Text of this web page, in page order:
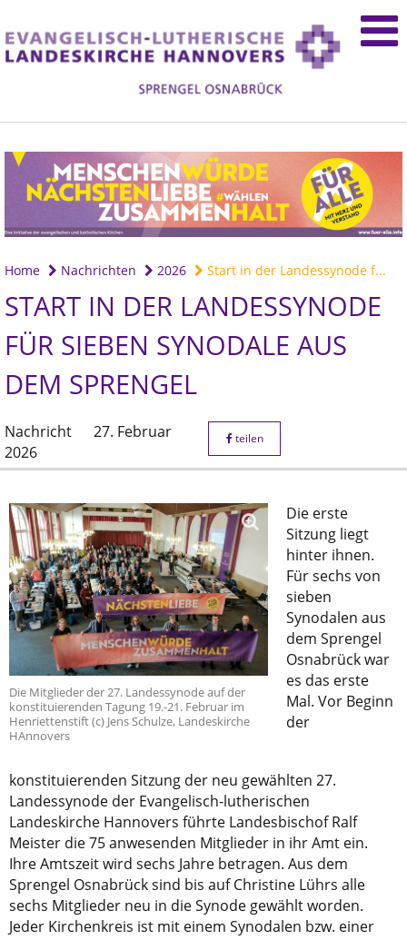
Home Nachrichten 2026 Start in der Landessynode f...
START IN DER LANDESSYNODE
FÜR SIEBEN SYNODALE AUS
DEM SPRENGEL
Nachricht
27. Februar
2026
teilen
Die Mitglieder der 27. Landessynode auf der
konstituierenden Tagung 19.-21. Februar im
Henriettenstift (c) Jens Schulze, Landeskirche
HAnnovers
Die erste
Sitzung liegt
hinter ihnen.
Für sechs von
sieben
Synodalen aus
dem Sprengel
Osnabrück war
es das erste
Mal. Vor Beginn
der
konstituierenden Sitzung der neu gewählten 27.
Landessynode der Evangelisch-lutherischen
Landeskirche Hannovers führte Landesbischof Ralf
Meister die 75 anwesenden Mitglieder in ihr Amt ein.
Ihre Amtszeit wird sechs Jahre betragen. Aus dem
Sprengel Osnabrück sind bis auf Christine Lührs alle
sechs Mitglieder neu in die Synode gewählt worden.
Jeder Kirchenkreis ist mit einem Synodalen bzw. einer